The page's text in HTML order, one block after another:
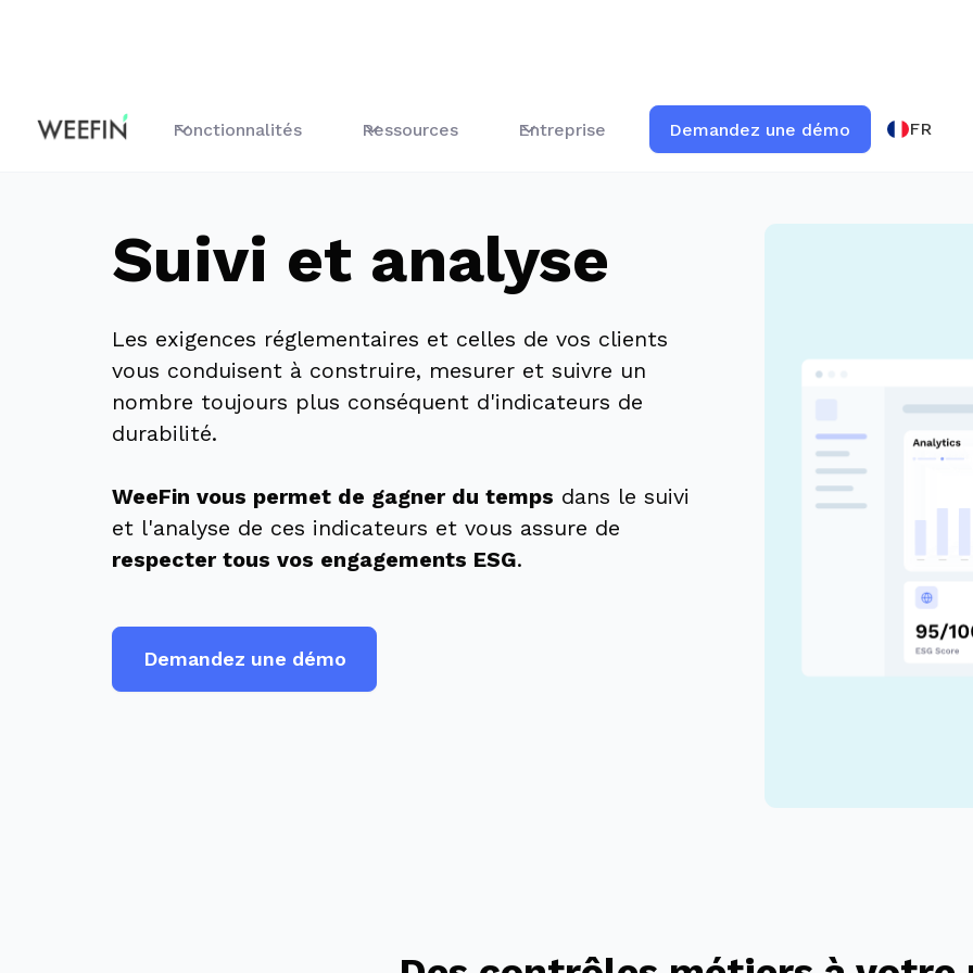
Fonctionnalités Ressources Entreprise Demandez une démo FR
Fonctionnalités Suivi et analyse
Suivi et analyse
Les exigences réglementaires et celles de vos clients
vous conduisent à construire, mesurer et suivre un
nombre toujours plus conséquent d'indicateurs de
durabilité.
WeeFin vous permet de gagner du temps dans le suivi
et l'analyse de ces indicateurs et vous assure de
respecter tous vos engagements ESG.
Demandez une démo